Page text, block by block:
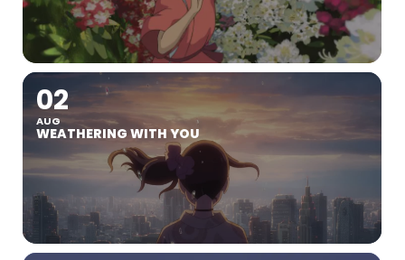
02
AUG
WEATHERING WITH YOU